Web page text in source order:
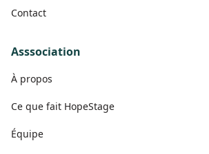
Contact
Asssociation
À propos
Ce que fait HopeStage
Équipe